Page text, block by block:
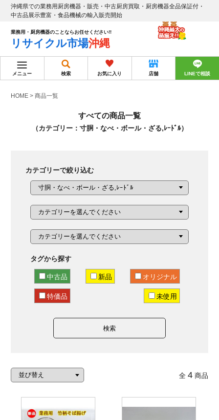
沖縄県での業務用厨房機器・販売・中古厨房買取・厨房機器全品保証付・
中古品展示豊富・食品機械の輸入販売開始
業務用・厨房機器のことならお任せください!!
リサイクル市場沖縄
メニュー 検索 お気に入り 店舗 LINEで相談
HOME >商品一覧
すべての商品一覧
（カテゴリー：寸胴・なべ・ボール・ざる,ﾚｰﾄﾞﾙ）
カテゴリーで絞り込む
タグから探す
中古品 新品 オリジナル
特価品 未使用
検索
全 4商品